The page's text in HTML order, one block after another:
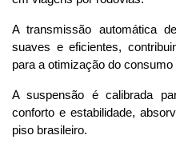
A transmissão automática
suaves e eficientes,
para a otimização do
A suspensão é calibrada
conforto e estabilidade,
piso brasileiro.